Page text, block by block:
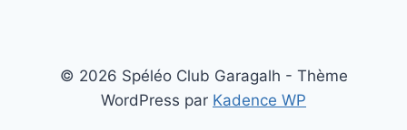
© 2026 Spéléo Club Garagalh - Thème
WordPress par Kadence WP